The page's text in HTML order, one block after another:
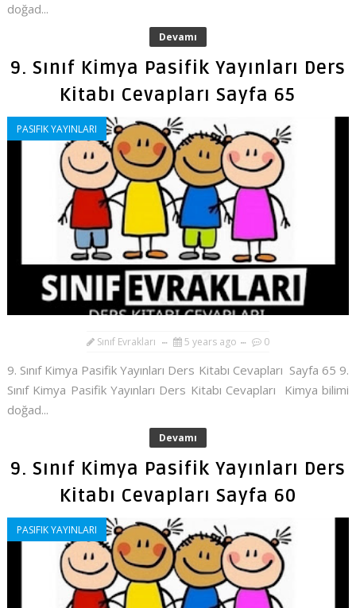
doğad...
Devamı
9. Sınıf Kimya Pasifik Yayınları Ders
Kitabı Cevapları Sayfa 65
PASIFIK YAYINLARI
Sınıf Evrakları 5 years ago 0
9. Sınıf Kimya Pasifik Yayınları Ders Kitabı Cevapları Sayfa 65 9.
Sınıf Kimya Pasifik Yayınları Ders Kitabı Cevapları Kimya bilimi
doğad...
Devamı
9. Sınıf Kimya Pasifik Yayınları Ders
Kitabı Cevapları Sayfa 60
PASIFIK YAYINLARI